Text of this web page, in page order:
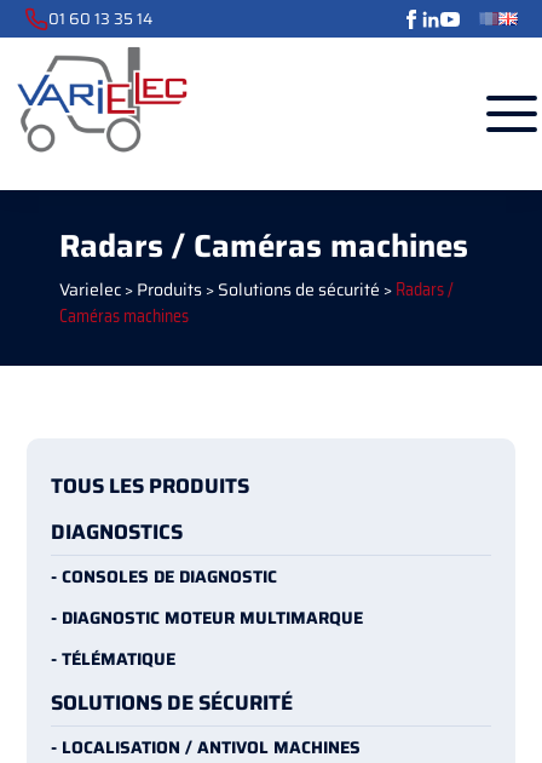
01 60 13 35 14
Radars / Caméras machines
Varielec>Produits>Solutions de sécurité >Radars /
Caméras machines
TOUS LES PRODUITS
DIAGNOSTICS
- CONSOLES DE DIAGNOSTIC
- DIAGNOSTIC MOTEUR MULTIMARQUE
- TÉLÉMATIQUE
SOLUTIONS DE SÉCURITÉ
- LOCALISATION / ANTIVOL MACHINES